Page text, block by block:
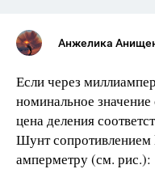
Анжелика
Если через
номинальное значение
цена деления
Шунт сопротивлением
амперметру (см. рис.):